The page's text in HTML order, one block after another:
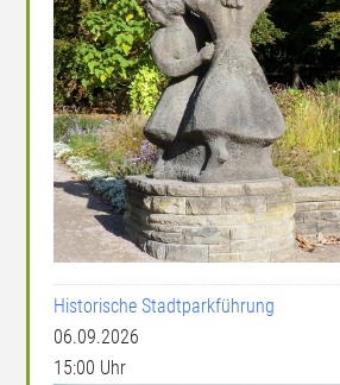
Historische Stadtparkführung
06.09.2026
15:00 Uhr